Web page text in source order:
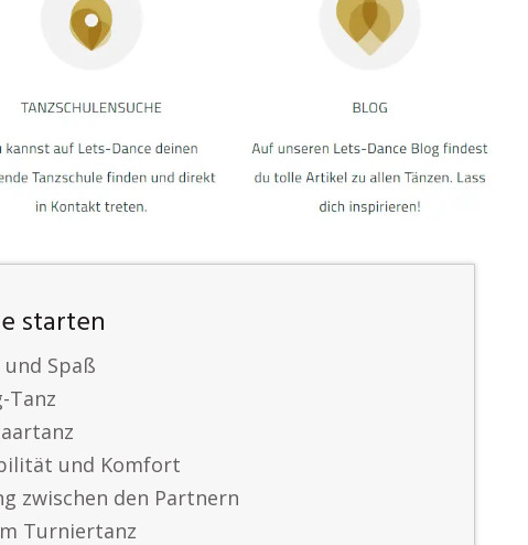
starten
und Spaß
Tanz
und Komfort
zwischen den Partnern
Turniertanz